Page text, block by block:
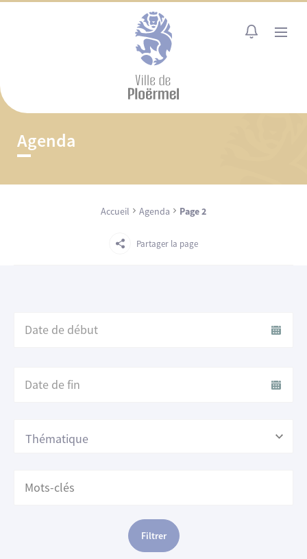
Agenda
Accueil Agenda Page 2
Partager la page
de
de
Thématique
Filtrer